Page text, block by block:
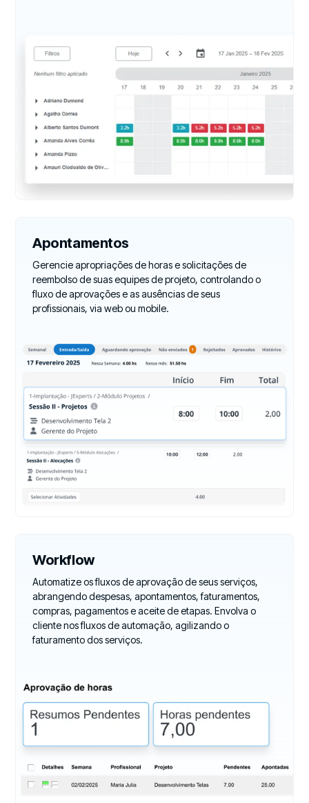
Apontamentos
Gerencie apropriações de horas e solicitações de
reembolso de suas equipes de projeto, controlando o
fluxo de aprovações e as ausências de seus
profissionais, via web ou mobile.
Workflow
Automatize os fluxos de aprovação de seus serviços,
abrangendo despesas, apontamentos, faturamentos,
compras, pagamentos e aceite de etapas. Envolva o
cliente nos fluxos de automação, agilizando o
faturamento dos serviços.